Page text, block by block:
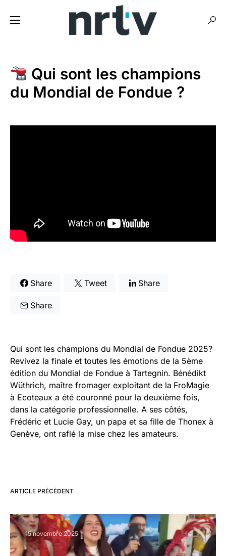
Qui sont les champions
du Mondial de Fondue ?
Share Tweet Share
Share
Qui sont les champions du Mondial de Fondue 2025?
Revivez la finale et toutes les émotions de la 5ème
édition du Mondial de Fondue à Tartegnin. Bénédikt
Wüthrich, maître fromager exploitant de la FroMagie
à Ecoteaux a été couronné pour la deuxième fois,
dans la catégorie professionnelle. A ses côtés,
Frédéric et Lucie Gay, un papa et sa fille de Thonex à
Genève, ont raflé la mise chez les amateurs.
ARTICLE PRÉCÉDENT
15 novembre 2025